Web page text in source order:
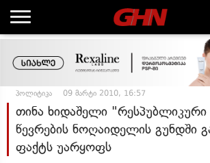
პოლიტიკა 09 მარტი 2010, 16:57
თინა ხიდაშელი "რესპუბლიკური
წევრების ნოღაიდელის გუნდში
ფაქტს უარყოფს